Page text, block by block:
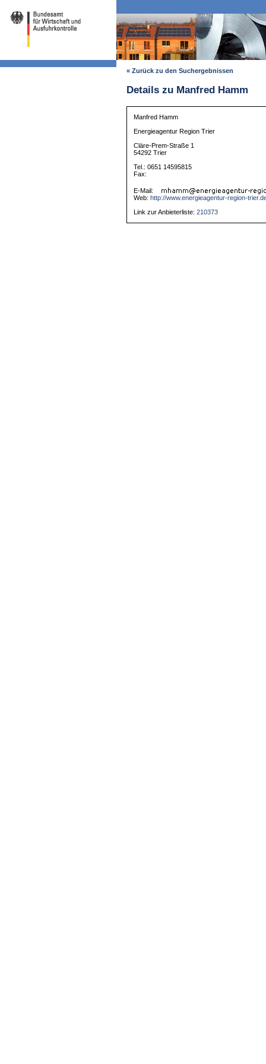
« Zurück zu den Suchergebnissen
Details zu Manfred Hamm
Manfred Hamm
Energieagentur Region Trier
Cläre-Prem-Straße 1
54292 Trier
Tel.: 0651 14595815
Fax:
E-Mail:
Web: http://www.energieagentur-region-
Link zur Anbieterliste:210373